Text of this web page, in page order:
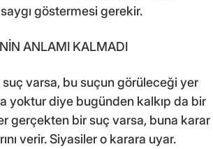
göstermesi gerekir.
ANLAMI KALMADI
varsa, bu suçun görüleceği yer
yoktur diye bugünden kalkıp da bir
gerçekten bir suç varsa, buna karar
verir. Siyasiler o karara uyar.